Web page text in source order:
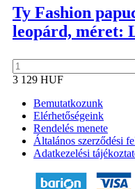
Ty Fashion
leopárd, méret:
3 129 HUF
Bemutatkozunk
Elérhetőségeink
Rendelés menete
Általános szerződési
Adatkezelési